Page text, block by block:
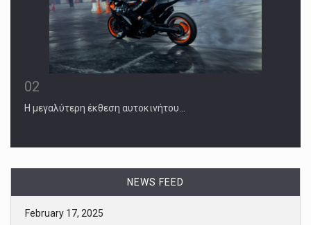
02
Η μεγαλύτερη έκθεση αυτοκινήτου…
NEWS FEED
February 17, 2025